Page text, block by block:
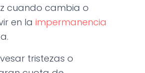
cuando cambia o
en la impermanencia
tristezas o